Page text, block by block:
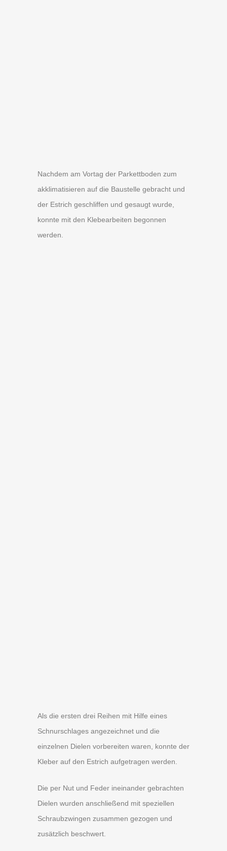
Nachdem am Vortag der Parkettboden zum
akklimatisieren auf die Baustelle gebracht und
der Estrich geschliffen und gesaugt wurde,
konnte mit den Klebearbeiten begonnen
werden.
Als die ersten drei Reihen mit Hilfe eines
Schnurschlages angezeichnet und die
einzelnen Dielen vorbereiten waren, konnte der
Kleber auf den Estrich aufgetragen werden.
Die per Nut und Feder ineinander gebrachten
Dielen wurden anschließend mit speziellen
Schraubzwingen zusammen gezogen und
zusätzlich beschwert.